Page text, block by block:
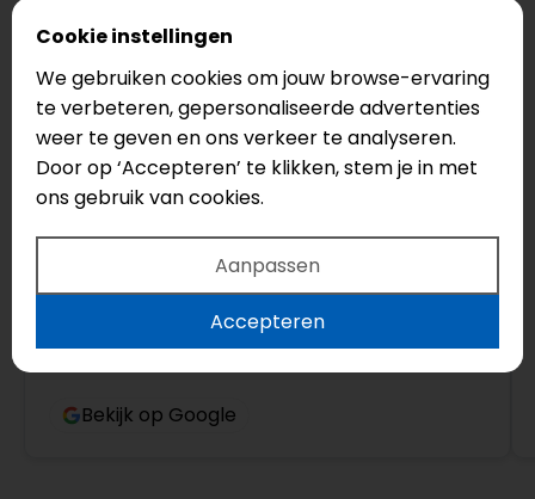
Yannick Van der Cingel
4 maanden geleden
Top bedrijf! Echt een aanrader, vriendelijke
mensen die meedenken en advies geven.
Bekijk op Google
Cookie instellingen
We gebruiken cookies om jouw browse-ervaring
te verbeteren, gepersonaliseerde advertenties
weer te geven en ons verkeer te analyseren.
Door op ‘Accepteren’ te klikken, stem je in met
ons gebruik van cookies.
Aanpassen
Accepteren